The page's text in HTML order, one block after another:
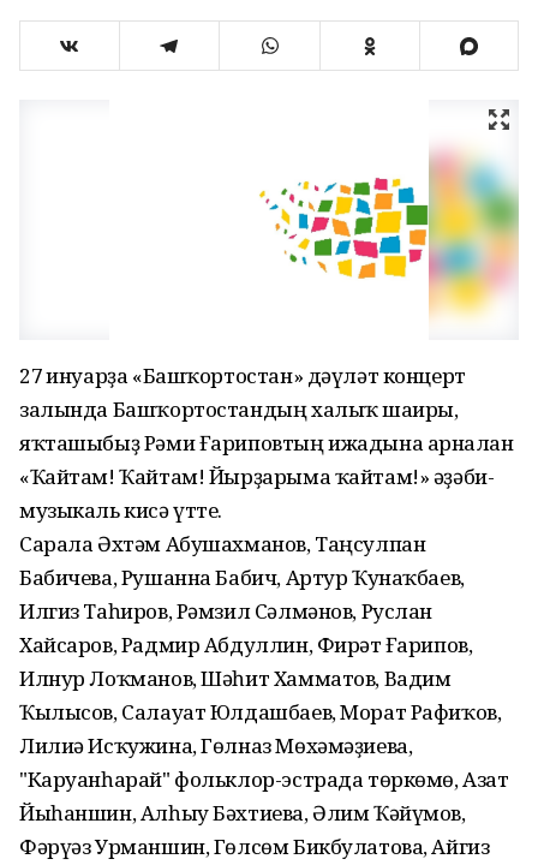
27 ғинуарҙа «Башҡортостан» дәүләт концерт
залында Башҡортостандың халыҡ шағиры,
яҡташыбыҙ Рәми Ғариповтың ижадына арналған
«Ҡайтам! Ҡайтам! Йырҙарыма ҡайтам!» әҙәби-
музыкаль кисә үтте.
Сарала Әхтәм Абушахманов, Таңсулпан
Бабичева, Рушанна Бабич, Артур Ҡунаҡбаев,
Илгиз Таһиров, Рәмзил Сәлмәнов, Руслан
Хайсаров, Радмир Абдуллин, Фирғәт Ғарипов,
Илнур Лоҡманов, Шәһит Хамматов, Вадим
Ҡылысов, Салауат Юлдашбаев, Морат Рафиҡов,
Лилиә Исҡужина, Гөлназ Мөхәмәҙиева,
"Каруанһарай" фольклор-эстрада төркөмө, Азат
Йыһаншин, Алһыу Бәхтиева, Әлим Ҡәйүмов,
Фәрүәз Урманшин, Гөлсөм Бикбулатова, Айгиз